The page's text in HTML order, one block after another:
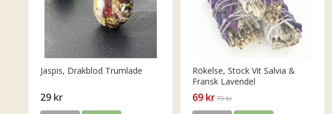
Jaspis, Drakblod Trumlade
29 kr
Rökelse, Stock Vit Salvia &
Fransk Lavendel
69 kr 79 kr